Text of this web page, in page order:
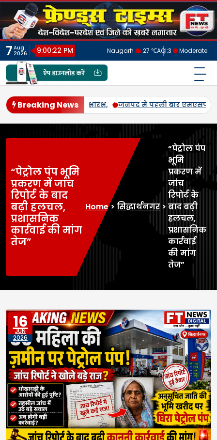
Skip
content
7 Aug
2026
9:00:25 PM Naugarh 27 ℃AQI:3 Moderate
फ्रेंड्स टाइम्स
Breaking News
होगी उड़द-मूंग की खरीद, सलोन के कमालगंज व धरई में बी-पैक्स
“पेट्रोल पंप भूमि
प्रकरण में जांच
रिपोर्ट के बाद
बढ़ी हलचल,
प्रशासनिक
कार्रवाई की मांग
तेज”
Home> सिद्धार्थनगर >
“पेट्रोल पंप
भूमि
प्रकरण में
जांच
रिपोर्ट के
बाद बढ़ी
हलचल,
प्रशासनिक
कार्रवाई
की मांग
तेज”
16
JUN
2026